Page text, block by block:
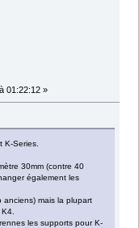
01:22:12 »
K-Series.
30mm (contre 40
également les
anciens) mais la plupart
les supports pour K-